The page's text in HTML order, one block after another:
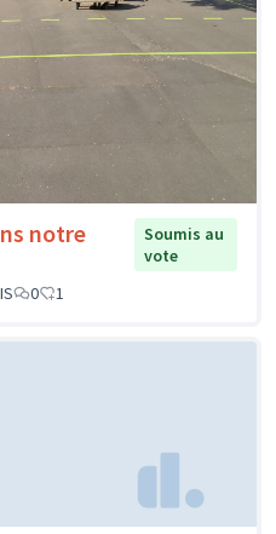
notre
Soumis au
vote
0 1